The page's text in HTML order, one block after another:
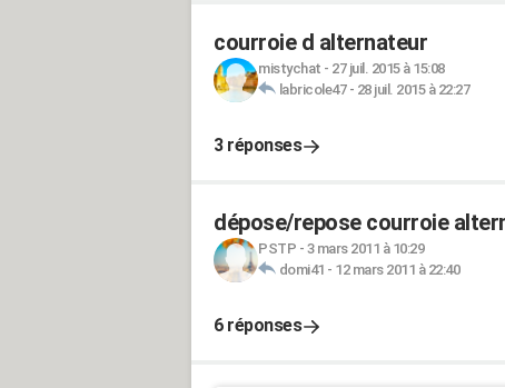
courroie d alternateur
mistychat - 27 juil. 2015 à 15:08
labricole47- 28 juil. 2015 à 22:27
3 réponses
dépose/repose courroie
PSTP - 3 mars 2011 à 10:29
domi41 - 12 mars 2011 à 22:40
6 réponses